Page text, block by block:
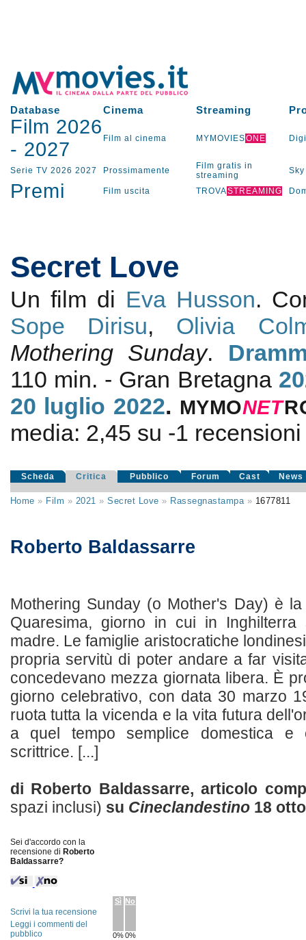
Database Cinema Streaming
Film 2026
- 2027 Film al cinema MYMOVIESONE
Serie TV 2026 2027 Prossimamente
Film gratis in
streaming
Sky
Premi Film uscita TROVASTREAMING
Secret Love
Un film di Eva Husson.
Sope Dirisu, Olivia
Mothering Sunday.
110 min. - Gran Bretagna
20 luglio 2022. MYMONET
media: 2,45 su -1
Scheda Critica Pubblico Forum Cast News
Home » Film » 2021 »Secret Love » Rassegnastampa» 1677811
Roberto Baldassarre
Mothering Sunday (o Mother's Day) è
Quaresima, giorno in cui in
madre. Le famiglie aristocratiche
propria servitù di poter andare a far
concedevano mezza giornata libera. È
giorno celebrativo, con data 30 marzo
ruota tutta la vicenda e la vita futura
a quel tempo semplice domestica e
scrittrice. [...]
di Roberto Baldassarre, articolo
spazi inclusi) su Cineclandestino18
Sei d'accordo con la
recensione di Roberto
Baldassarre?
Sì
0%
No
0%
Scrivi la tua recensione
Leggi i commenti del
pubblico